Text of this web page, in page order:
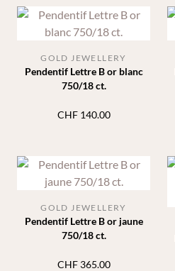
Pendentif Lettre B or blanc
750/18 ct.
GOLD JEWELLERY
CHF140.00
Pendentif Lettre B or jaune
750/18 ct.
GOLD JEWELLERY
CHF365.00